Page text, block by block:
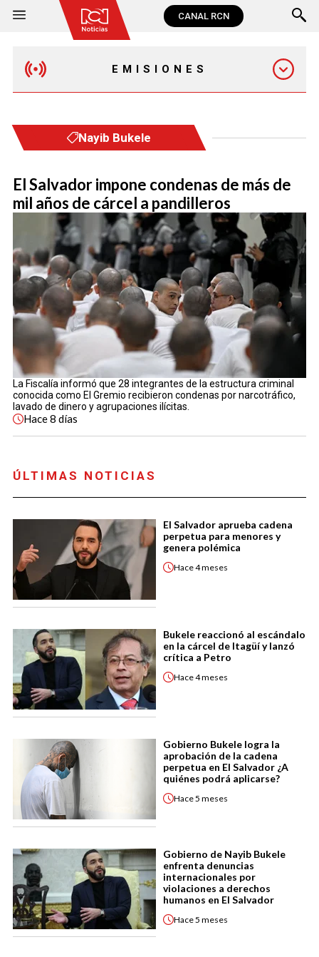
CANAL RCN
EMISIONES
EMISIÓN 7:00 PM
EMISIÓN 11:30 PM
Nayib Bukele
El Salvador impone condenas de más de
mil años de cárcel a pandilleros
La Fiscalía informó que 28 integrantes de la estructura criminal
conocida como El Gremio recibieron condenas por narcotráfico,
lavado de dinero y agrupaciones ilícitas.
Hace8 días
ÚLTIMAS NOTICIAS
El Salvador aprueba cadena
perpetua para menores y
genera polémica
Hace4 meses
Bukele reaccionó al escándalo
en la cárcel de Itagüí y lanzó
crítica a Petro
Hace4 meses
Gobierno Bukele logra la
aprobación de la cadena
perpetua en El Salvador ¿A
quiénes podrá aplicarse?
Hace5 meses
Gobierno de Nayib Bukele
enfrenta denuncias
internacionales por
violaciones a derechos
humanos en El Salvador
Hace5 meses